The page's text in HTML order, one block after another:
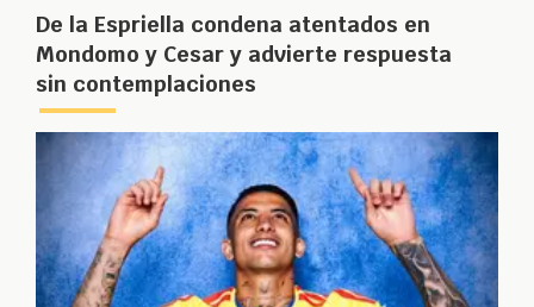
De la Espriella condena atentados en
Mondomo y Cesar y advierte respuesta
sin contemplaciones